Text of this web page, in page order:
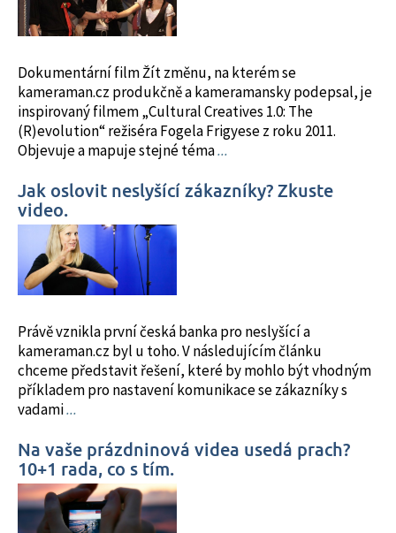
Dokumentární film Žít změnu, na kterém se
kameraman.cz produkčně a kameramansky podepsal, je
inspirovaný filmem „Cultural Creatives 1.0: The
(R)evolution“ režiséra Fogela Frigyese z roku 2011.
Objevuje a mapuje stejné téma...
Jak oslovit neslyšící zákazníky? Zkuste
video.
Právě vznikla první česká banka pro neslyšící a
kameraman.cz byl u toho. V následujícím článku
chceme představit řešení, které by mohlo být vhodným
příkladem pro nastavení komunikace se zákazníky s
vadami...
Na vaše prázdninová videa usedá prach?
10+1 rada, co s tím.